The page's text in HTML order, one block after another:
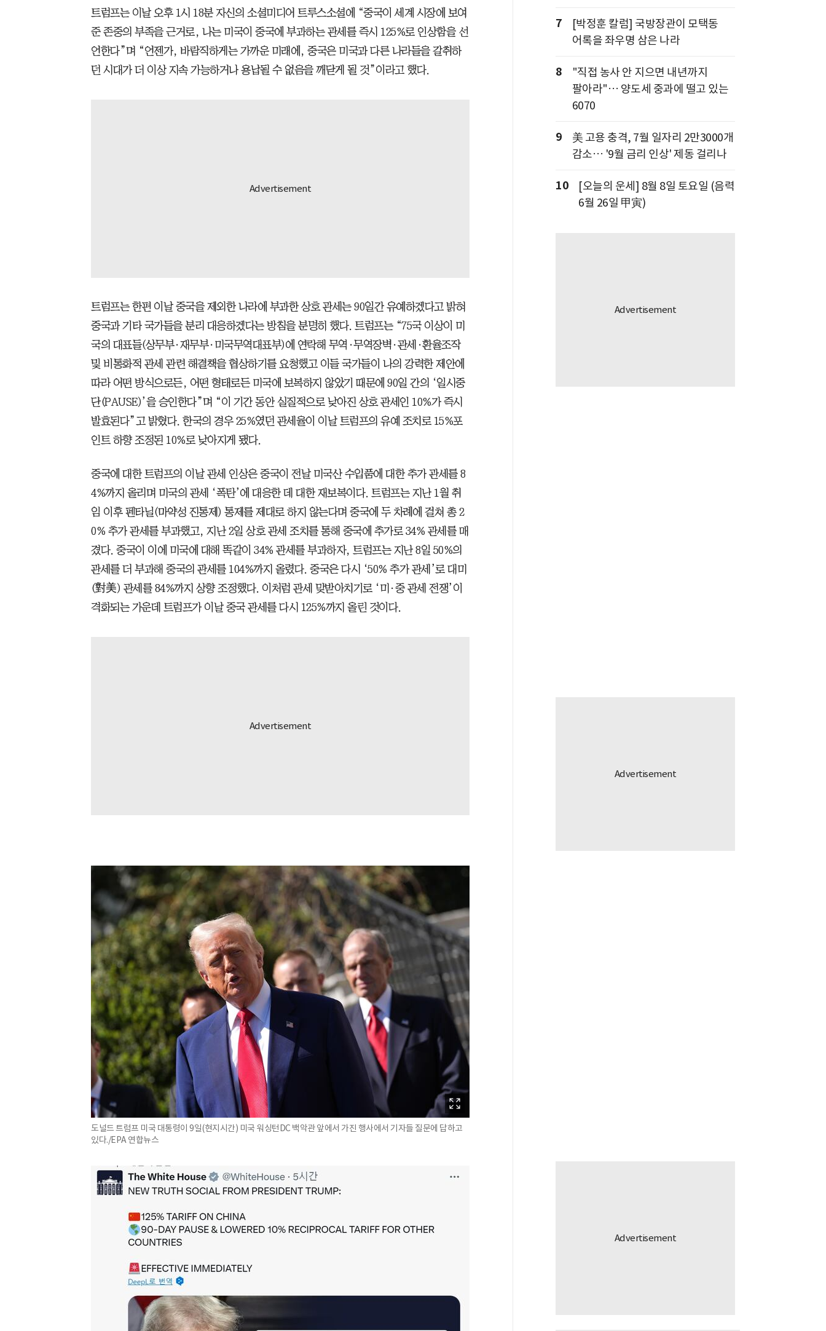
트럼프는 이날 오후 1시 18분 자신의 소셜미디어 트루스소셜에 “중국이 세계 시장에 보여
준 존중의 부족을 근거로, 나는 미국이 중국에 부과하는 관세를 즉시 125%로 인상함을 선
언한다”며 “언젠가, 바람직하게는 가까운 미래에, 중국은 미국과 다른 나라들을 갈취하
던 시대가 더 이상 지속 가능하거나 용납될 수 없음을 깨닫게 될 것”이라고 했다.
트럼프는 한편 이날 중국을 제외한 나라에 부과한 상호 관세는 90일간 유예하겠다고 밝혀
중국과 기타 국가들을 분리 대응하겠다는 방침을 분명히 했다. 트럼프는 “75국 이상이 미
국의 대표들(상무부·재무부·미국무역대표부)에 연락해 무역·무역장벽·관세·환율조작
및 비통화적 관세 관련 해결책을 협상하기를 요청했고 이들 국가들이 나의 강력한 제안에
따라 어떤 방식으로든, 어떤 형태로든 미국에 보복하지 않았기 때문에 90일 간의 ‘일시중
단(PAUSE)’을 승인한다”며 “이 기간 동안 실질적으로 낮아진 상호 관세인 10%가 즉시
발효된다”고 밝혔다. 한국의 경우 25%였던 관세율이 이날 트럼프의 유예 조치로 15%포
인트 하향 조정된 10%로 낮아지게 됐다.
중국에 대한 트럼프의 이날 관세 인상은 중국이 전날 미국산 수입품에 대한 추가 관세를 8
4%까지 올리며 미국의 관세 ‘폭탄’에 대응한 데 대한 재보복이다. 트럼프는 지난 1월 취
임 이후 펜타닐(마약성 진통제) 통제를 제대로 하지 않는다며 중국에 두 차례에 걸쳐 총 2
0% 추가 관세를 부과했고, 지난 2일 상호 관세 조치를 통해 중국에 추가로 34% 관세를 매
겼다. 중국이 이에 미국에 대해 똑같이 34% 관세를 부과하자, 트럼프는 지난 8일 50%의
관세를 더 부과해 중국의 관세를 104%까지 올렸다. 중국은 다시 ‘50% 추가 관세’로 대미
(對美) 관세를 84%까지 상향 조정했다. 이처럼 관세 맞받아치기로 ‘미·중 관세 전쟁’이
격화되는 가운데 트럼프가 이날 중국 관세를 다시 125%까지 올린 것이다.
도널드 트럼프 미국 대통령이 9일(현지시간) 미국 워싱턴DC 백악관 앞에서 가진 행사에서 기자들 질문에 답하고
있다./EPA 연합뉴스
7
[박정훈 칼럼] 국방장관이 모택동
어록을 좌우명 삼은 나라
8
"직접 농사 안 지으면 내년까지
팔아라"… 양도세 중과에 떨고 있는
6070
9
美 고용 충격, 7월 일자리 2만3000개
감소… '9월 금리 인상' 제동 걸리나
10
[오늘의 운세] 8월 8일 토요일 (음력
6월 26일 甲寅)